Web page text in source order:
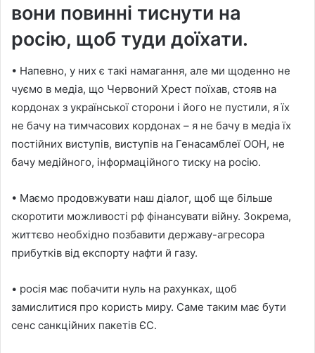
вони повинні тиснути на
росію, щоб туди доїхати.
• Напевно, у них є такі намагання, але ми щоденно не
чуємо в медіа, що Червоний Хрест поїхав, стояв на
кордонах з української сторони і його не пустили, я їх
не бачу на тимчасових кордонах – я не бачу в медіа їх
постійних виступів, виступів на Генасамблеї ООН, не
бачу медійного, інформаційного тиску на росію.
• Маємо продовжувати наш діалог, щоб ще більше
скоротити можливості рф фінансувати війну. Зокрема,
життєво необхідно позбавити державу-агресора
прибутків від експорту нафти й газу.
• росія має побачити нуль на рахунках, щоб
замислитися про користь миру. Саме таким має бути
сенс санкційних пакетів ЄС.